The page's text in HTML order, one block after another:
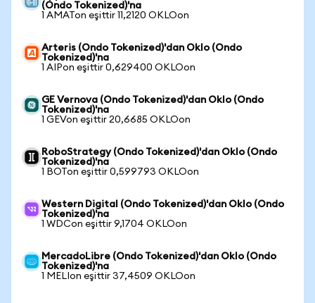
(Ondo Tokenized)'na
1 AMATon eşittir 11,2120 OKLOon
Arteris (Ondo Tokenized)'dan Oklo (Ondo
Tokenized)'na
1 AIPon eşittir 0,629400 OKLOon
GE Vernova (Ondo Tokenized)'dan Oklo (Ondo
Tokenized)'na
1 GEVon eşittir 20,6685 OKLOon
RoboStrategy (Ondo Tokenized)'dan Oklo (Ondo
Tokenized)'na
1 BOTon eşittir 0,599793 OKLOon
Western Digital (Ondo Tokenized)'dan Oklo (Ondo
Tokenized)'na
1 WDCon eşittir 9,1704 OKLOon
MercadoLibre (Ondo Tokenized)'dan Oklo (Ondo
Tokenized)'na
1 MELIon eşittir 37,4509 OKLOon